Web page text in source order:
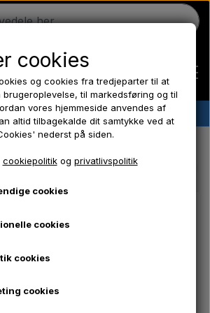
Ferguson
Ferguson
✔︎ Hurtig levering ✔︎ Lave priser
reservedele Bolt UNC 7/16" x 2" til
cookies
og cookies fra tredjeparter til at
til markedsføring og til
vores hjemmeside anvendes af
altid tilbagekalde dit samtykke ved at
nederst på siden.
cookiepolitikog privatlivspolitik
cookies
cookies
cookies
cookies